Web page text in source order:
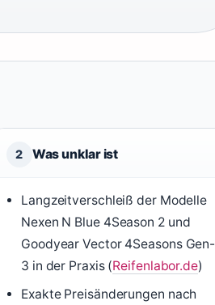
2 Was unklar ist
Langzeitverschleiß der Modelle
Nexen N Blue 4Season 2 und
Goodyear Vector 4Seasons Gen-
3 in der Praxis (Reifenlabor.de)
Exakte Preisänderungen nach